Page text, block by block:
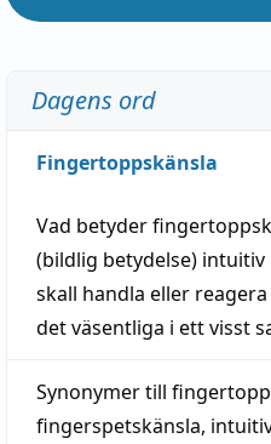
Dagens ord
Fingertoppskänsla
Vad betyder
(bildlig betydelse) intuitiv
skall handla eller reagera
det väsentliga i ett visst
Synonymer till
fingerspetskänsla,